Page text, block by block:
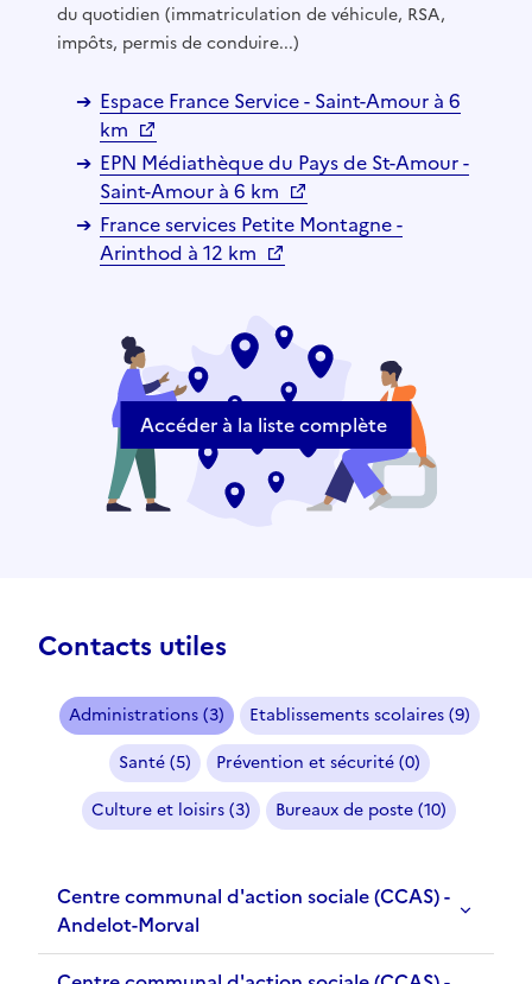
du quotidien (immatriculation de véhicule, RSA,
impôts, permis de conduire...)
Espace France Service - Saint-Amour à 6
km
EPN Médiathèque du Pays de St-Amour -
Saint-Amour à 6 km
France services Petite Montagne -
Arinthod à 12 km
Accéder à la liste complète
Contacts utiles
Administrations (3)
Etablissements scolaires (9)
Santé (5)
Prévention et sécurité (0)
Culture et loisirs (3)
Bureaux de poste (10)
Centre communal d'action sociale (CCAS) -
Andelot-Morval